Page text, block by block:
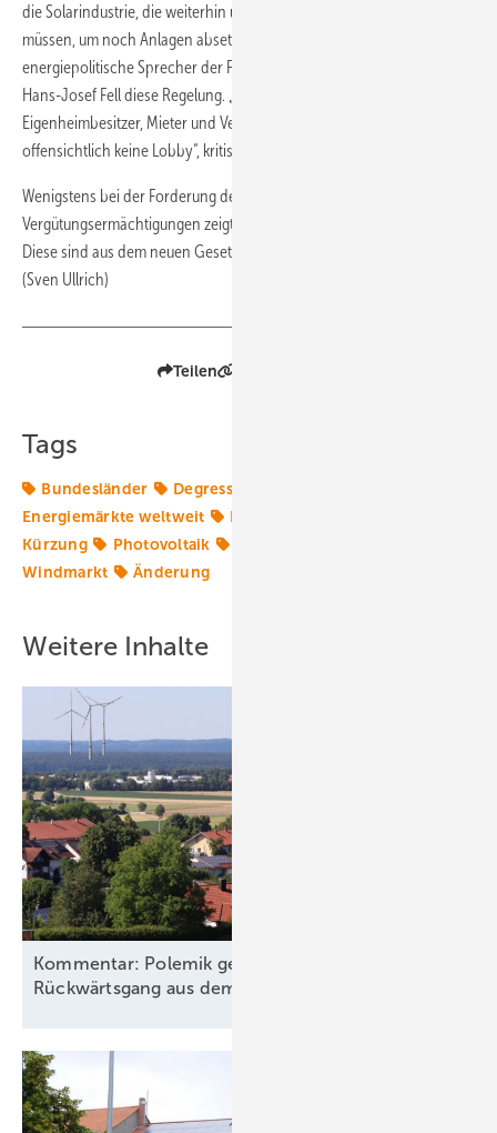
die Solarindustrie, die weiterhin unter Herstellungspreisen verkaufen
müssen, um noch Anlagen absetzen zu können“, kommentiert der
energiepolitische Sprecher der Fraktion der Grünen im Bundestag
Hans-Josef Fell diese Regelung. „Die Bürgerinnen und Bürger,
Eigenheimbesitzer, Mieter und Vermieter haben bei dieser Regierung
offensichtlich keine Lobby“, kritisiert Fell.
Wenigstens bei der Forderung der Streichung der heftig umstrittenen
Vergütungsermächtigungen zeigt sich die Bundesregierung einsichtig.
Diese sind aus dem neuen Gesetzentwurf vollständig gestrichen.
(Sven Ullrich)
Teilen
Tags
Bundesländer Degression
Energiemärkte weltweit
Förderung
Kürzung
Photovoltaik
Windmarkt
Änderung
Weitere Inhalte
Kommentar: Polemik gegen Referenzertrag. Im
Rückwärtsgang aus dem